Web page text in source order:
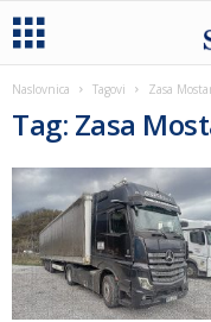
Naslovnica Tagovi Zasa
Tag: Zasa